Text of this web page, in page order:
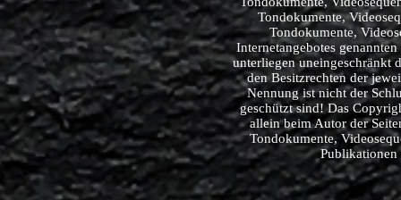
Tondokumente,
Tondokumente,
Internetangebotes
unterliegen uneingeschränkt
den Besitzrechten der
Nennung ist nicht der
geschützt sind! Das
allein beim Autor der
Tondokumente,
Publikationen